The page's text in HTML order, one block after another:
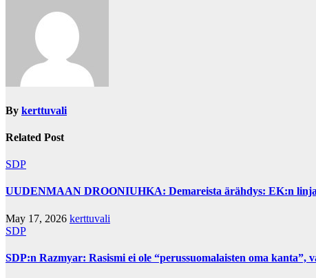
By kerttuvali
Related Post
SDP
UUDENMAAN DROONIUHKA: Demareista ärähdys: EK:n
May 17, 2026 kerttuvali
SDP
SDP:n Razmyar: Rasismi ei ole “perussuomalaisten oma kanta”,